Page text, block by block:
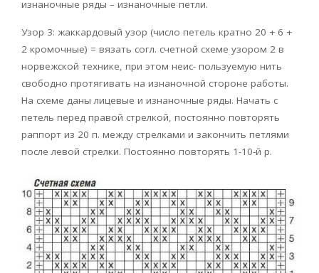
изнаночные ряды – изнаночные петли.
Узор 3: жаккардовый узор (число петель кратно 20 + 6 +
2 кромочные) = вязать согл. счетной схеме узором 2 в
норвежской технике, при этом неис- пользуемую нить
свободно протягивать на изнаночной стороне работы.
На схеме даны лицевые и изнаночные ряды. Начать с
петель перед правой стрелкой, постоянно повторять
раппорт из 20 п. между стрелками и закончить петлями
после левой стрелки. Постоянно повторять 1-10-й р.